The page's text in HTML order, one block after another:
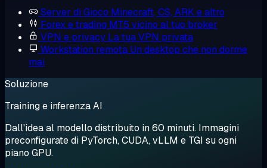
Server di Gioco Minecraft, CS, ARK e altro
Forex e trading MT5 vicino al tuo broker
VPN e privacy La tua VPN privata
Workstation remota Un desktop che non dorme
mai
Soluzione
Training e inferenza AI
Dall'idea al modello distribuito in 60 minuti. Immagini
preconfigurate di PyTorch, CUDA, vLLM e TGI su ogni
piano GPU.